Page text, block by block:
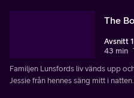
The
Avsnitt 1
43 min
Familjen Lunsfords liv vänds upp
Jessie från hennes säng mitt i natten.